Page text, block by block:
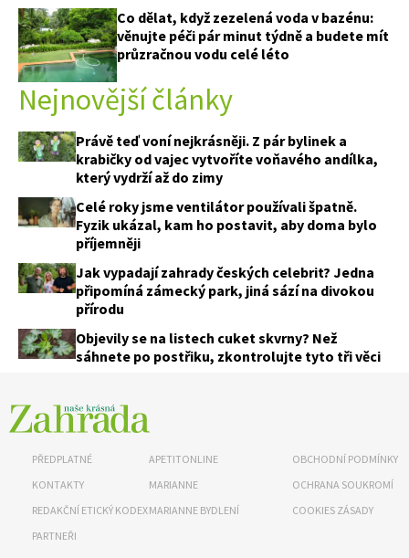
Co dělat, když zezelená voda v bazénu:
věnujte péči pár minut týdně a budete mít
průzračnou vodu celé léto
Nejnovější články
Právě teď voní nejkrásněji. Z pár bylinek a
krabičky od vajec vytvoříte voňavého andílka,
který vydrží až do zimy
Celé roky jsme ventilátor používali špatně.
Fyzik ukázal, kam ho postavit, aby doma bylo
příjemněji
Jak vypadají zahrady českých celebrit? Jedna
připomíná zámecký park, jiná sází na divokou
přírodu
Objevily se na listech cuket skvrny? Než
sáhnete po postřiku, zkontrolujte tyto tři věci
PŘEDPLATNÉ
KONTAKTY
REDAKČNÍ ETICKÝ KODEX
PARTNEŘI
APETITONLINE
MARIANNE
MARIANNE BYDLENÍ
OBCHODNÍ PODMÍNKY
OCHRANA SOUKROMÍ
COOKIES ZÁSADY